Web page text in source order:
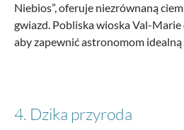
Niebios”, oferuje niezrównaną
gwiazd. Pobliska wioska Val-
aby zapewnić astronomom idealną
4. Dzika przyroda